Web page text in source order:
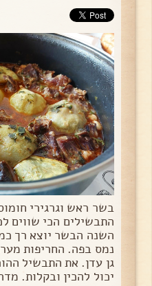
בשר ראש וגרגירי
התבשילים הכי שווים
השנה הבשר יוצא רך
נמס בפה. החריפות
גן עדן. את התבשיל
יכול להכין ובקלות.